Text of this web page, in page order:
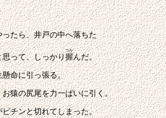
たら、井戸の中へ落ちた
って、しっかり握
つか
んだ。
命に引っ張る。
猿の尻尾を力一ぱいに引く。
チンと切れてしまった。